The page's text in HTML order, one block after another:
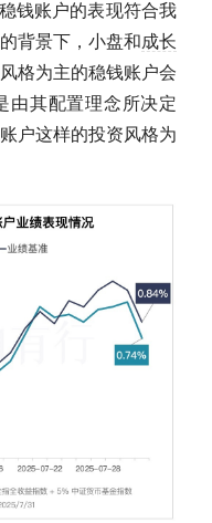
钱账户的表现符合我
背景下，小盘和成长
格为主的稳钱账户会
由其配置理念所决定
户这样的投资风格为